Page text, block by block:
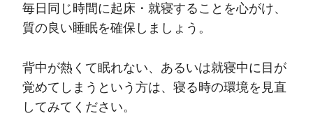
毎日同じ時間に起床・就寝することを心がけ、
質の良い睡眠を確保しましょう。
背中が熱くて眠れない、あるいは就寝中に目が
覚めてしまうという方は、寝る時の環境を見直
してみてください。